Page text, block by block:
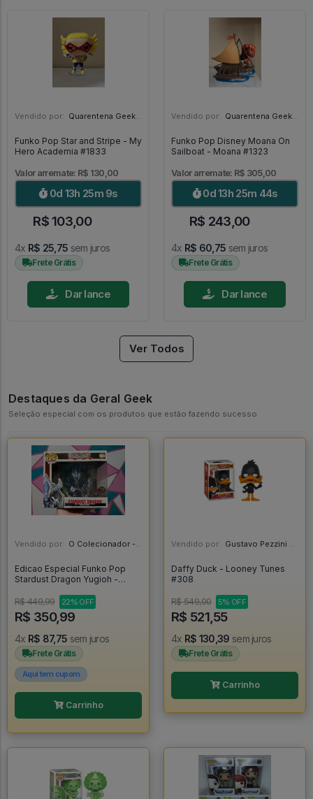
Vendido por: Quarentena Geek Store - SP
Funko Pop Star and Stripe - My
Hero Academia #1833
Valor arremate: R$ 130,00
0d 13h 25m 7s
R$ 103,00
4x R$ 25,75 sem juros
Frete Grátis
Dar lance
Vendido por: Quarentena Geek Store - SP
Funko Pop Disney Moana On
Sailboat - Moana #1323
Valor arremate: R$ 305,00
0d 13h 25m 42s
R$ 243,00
4x R$ 60,75 sem juros
Frete Grátis
Dar lance
Ver Todos
Destaques da Geral Geek
Seleção especial com os produtos que estão fazendo sucesso
Vendido por: O Colecionador - SP
Edicao Especial Funko Pop
Stardust Dragon Yugioh -
R$ 449,99
22% OFF
R$ 350,99
4x R$ 87,75 sem juros
Frete Grátis
Aqui tem cupom
Carrinho
Vendido por: Gustavo Pezzini - MG
Daffy Duck - Looney Tunes
#308
R$ 549,00 5% OFF
R$ 521,55
4x R$ 130,39 sem juros
Frete Grátis
Carrinho